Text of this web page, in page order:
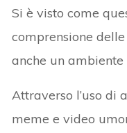
Si è visto come
comprensione
anche un
Attraverso l’uso di
meme e video